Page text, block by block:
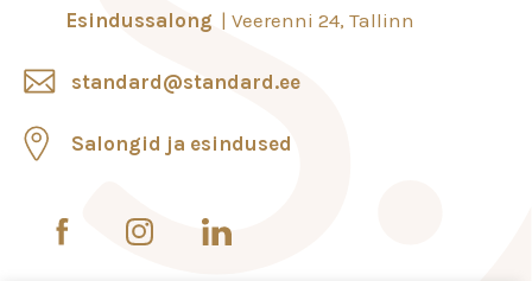
Esindussalong Veerenni 24, Tallinn
standard@standard.ee
Salongid ja esindused